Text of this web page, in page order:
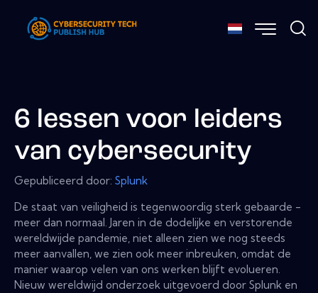
6 lessen voor leiders
van cybersecurity
Gepubliceerd door: Splunk
De staat van veiligheid is tegenwoordig sterk gebaarde -
meer dan normaal. Jaren in de dodelijke en verstorende
wereldwijde pandemie, niet alleen zien we nog steeds
meer aanvallen, we zien ook meer inbreuken, omdat de
manier waarop velen van ons werken blijft evolueren.
Nieuw wereldwijd onderzoek uitgevoerd door Splunk en